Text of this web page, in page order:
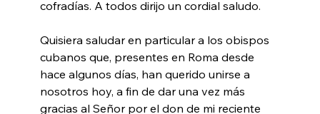
cofradías. A todos dirijo un cordial saludo.
Quisiera saludar en particular a los obispos
cubanos que, presentes en Roma desde
hace algunos días, han querido unirse a
nosotros hoy, a fin de dar una vez más
gracias al Señor por el don de mi reciente